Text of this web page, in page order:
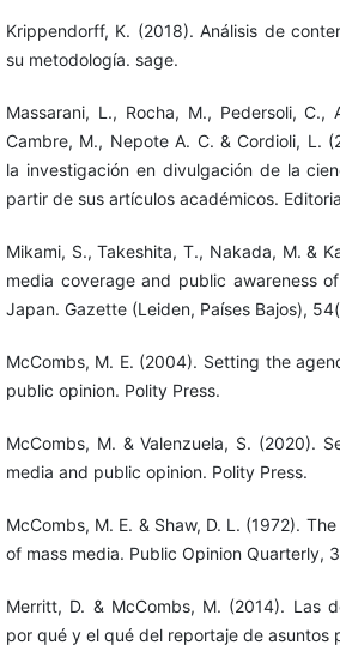
Krippendorff, K. (2018). Análisis de
su metodología. sage.
Massarani, L., Rocha, M., Pedersoli, C.,
Cambre, M., Nepote A. C. & Cordioli, L.
la investigación en divulgación de la
partir de sus artículos académicos.
Mikami, S., Takeshita, T., Nakada, M. &
media coverage and public awareness
Japan. Gazette (Leiden, Países Bajos),
McCombs, M. E. (2004). Setting the
public opinion. Polity Press.
McCombs, M. & Valenzuela, S. (2020).
media and public opinion. Polity Press.
McCombs, M. E. & Shaw, D. L. (1972).
of mass media. Public Opinion Quarterly,
Merritt, D. & McCombs, M. (2014). Las
por qué y el qué del reportaje de asuntos